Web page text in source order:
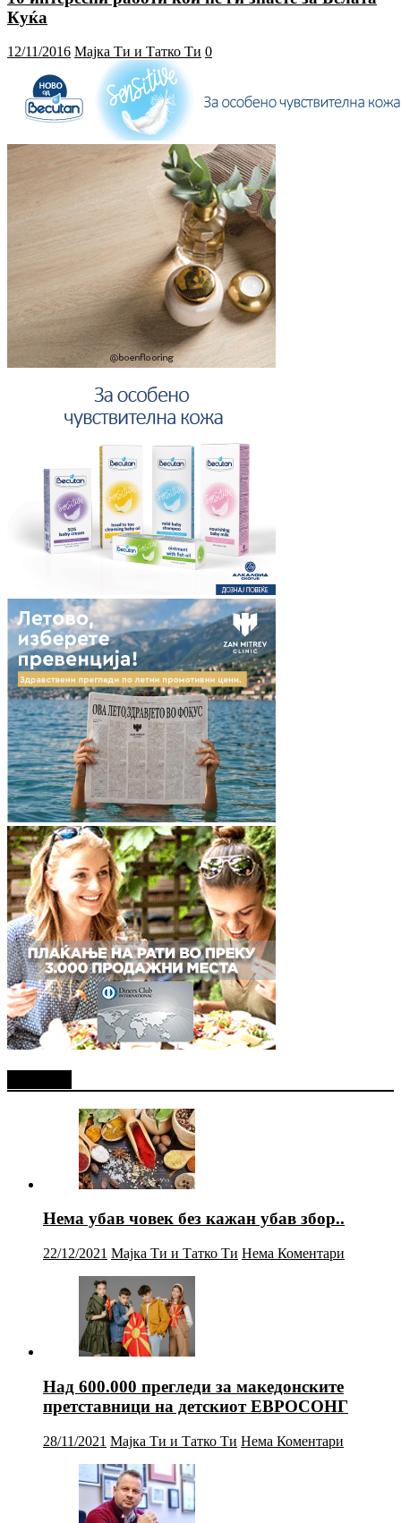
Куќа
12/11/2016 Мајка Ти и Татко Ти 0
Нема убав човек без кажан убав збор..
22/12/2021 Мајка Ти и Татко Ти Нема Коментари
Над 600.000 прегледи за македонските
претставници на детскиот ЕВРОСОНГ
28/11/2021 Мајка Ти и Татко Ти Нема Коментари